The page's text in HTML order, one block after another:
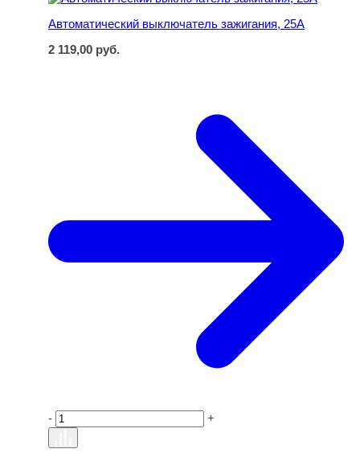
Автоматический выключатель зажигания, 25А
2 119,00 руб.
- +